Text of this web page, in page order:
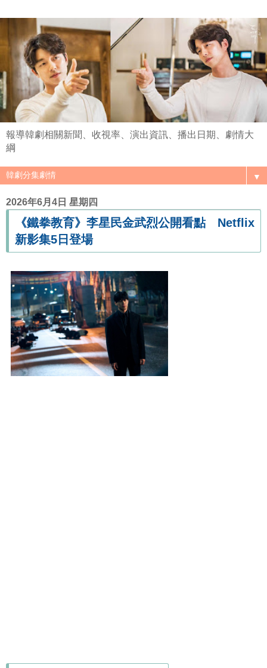
報導韓劇相關新聞、收視率、演出資訊、播出日期、劇情大
綱
▼
2026年6月4日 星期四
《鐵拳教育》李星民金武烈公開看點 Netflix
新影集5日登場